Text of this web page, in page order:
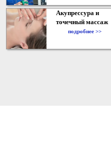
Акупрессура и
точечный массаж
подробнее >>